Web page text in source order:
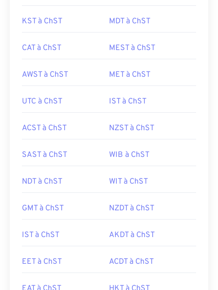
KST à ChST MDT à ChST
CAT à ChST MEST à ChST
AWST à ChST MET à ChST
UTC à ChST IST à ChST
ACST à ChST NZST à ChST
SAST à ChST WIB à ChST
NDT à ChST WIT à ChST
GMT à ChST NZDT à ChST
IST à ChST AKDT à ChST
EET à ChST ACDT à ChST